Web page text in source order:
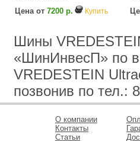
Цена от 7200 р. Купить
Шины
«ШинИнвесП» по
VREDESTEIN
позвонив по тел.:
О компании
Контакты
Статьи